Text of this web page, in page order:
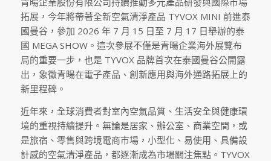
拓展，今年將帶著全新空氣清淨產品 TYVOX MINI 前進泰
國曼谷，參加 2026 年 7 月 15 日至 7 月 17 日舉辦的泰
國 MEGA SHOW。這次參展不僅是青暘企業海外展覽布
局的重要一步，也是 TYVOX 品牌首次在泰國曼谷公開露
出，象徵青暘在電子產品、創新應用與海外通路拓展上的
新里程碑。
近年來，全球消費者對室內空氣品質、生活安全與健康環
境的重視持續提升。無論是居家、辦公室、商業空間，或
是旅宿、零售與跨境電商市場，小型化、易使用、具備設
計感的空氣清淨產品，都逐漸成為市場關注焦點。TYVOX